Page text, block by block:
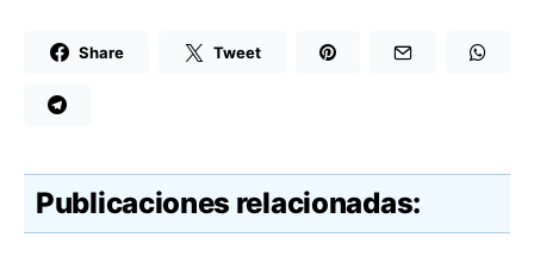
Share Tweet
Publicaciones relacionadas: